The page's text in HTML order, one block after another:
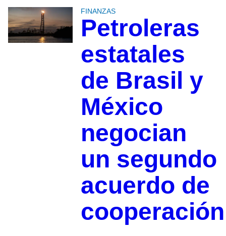
FINANZAS
Petroleras
estatales
de Brasil y
México
negocian
un segundo
acuerdo de
cooperación